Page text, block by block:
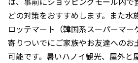
どの対策をおすすめします。また水
ロッテマート（韓国系スーパーマー
寄りついでにご家族やお友達へのお
可能です。暑いハノイ観光、屋外と